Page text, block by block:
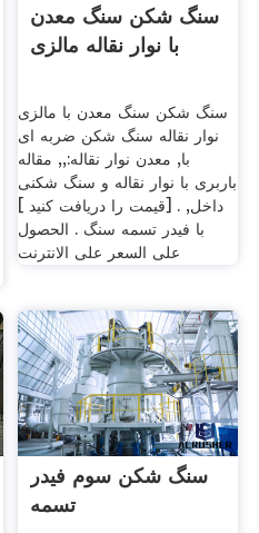
سنگ شکن سنگ معدن
با نوار نقاله مالزی
سنگ شکن سنگ معدن با مالزی
نوار نقاله سنگ شکن ضربه ای
با, معدن نوار نقاله:,, مقاله
باربری با نوار نقاله و سنگ شکنی
داخل, . [قیمت را دریافت کنید ]
با فیدر تسمه سنگ . الحصول
على السعر على الانترنت
سنگ شکن سوم فیدر
تسمه